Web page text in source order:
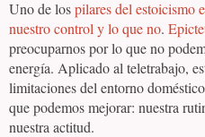
Uno de lospilares del estoicismo
nuestro control y lo que no.
preocuparnos por lo que no
energía. Aplicado al teletrabajo,
limitaciones del entorno
que podemos mejorar: nuestra
nuestra actitud.